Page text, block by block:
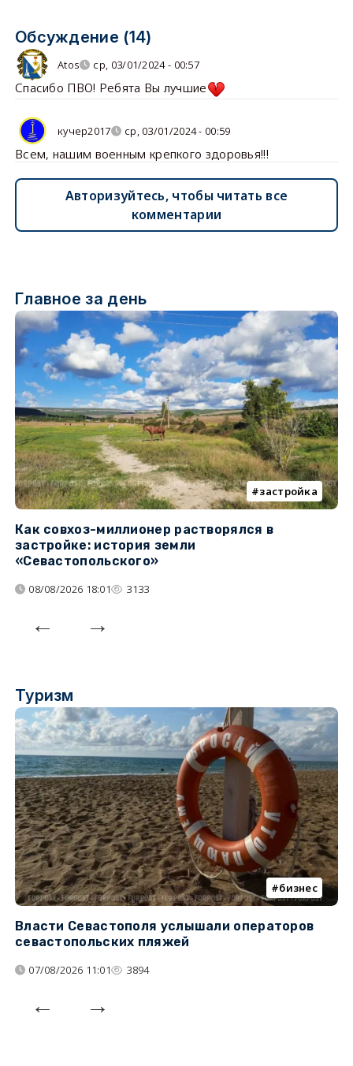
Обсуждение (14)
Atos ср, 03/01/2024 - 00:57
Спасибо ПВО! Ребята Вы лучшие
кучер2017 ср, 03/01/2024 - 00:59
Всем, нашим военным крепкого здоровья!!!
Авторизуйтесь, чтобы читать все
комментарии
Главное за день
застройка
Как совхоз-миллионер растворялся в
застройке: история земли
«Севастопольского»
08/08/2026 18:01 3133
Туризм
бизнес
Власти Севастополя услышали операторов
севастопольских пляжей
07/08/2026 11:01 3894